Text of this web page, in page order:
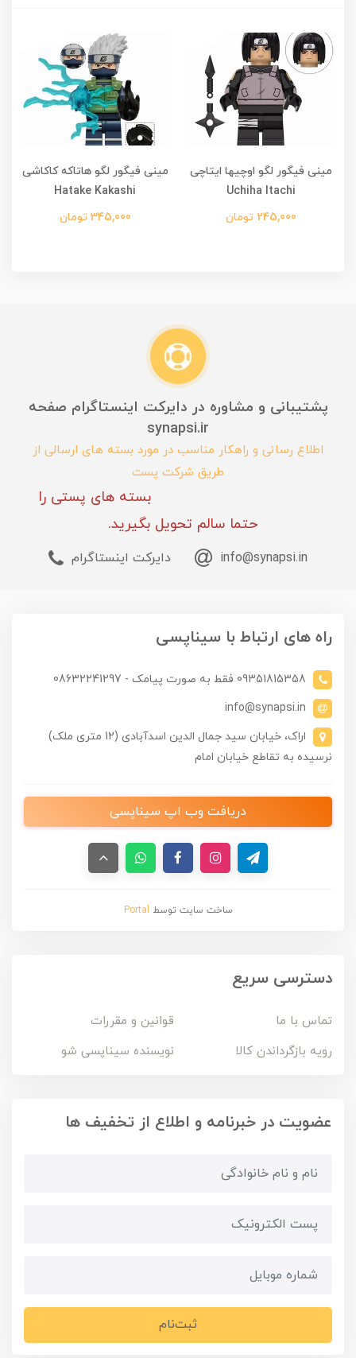
مینی فیگور لگو اوچیها ایتاچی
Uchiha Itachi
245,000 تومان
مینی فیگور لگو هاتاکه کاکاشی
Hatake Kakashi
345,000 تومان
پشتیبانی و مشاوره در دایرکت اینستاگرام صفحه
synapsi.ir
اطلاع رسانی و راهکار مناسب در مورد بسته های ارسالی از
طریق شرکت پست
بسته های پستی را
حتما سالم تحویل بگیرید.
info@synapsi.in دایرکت اینستاگرام
راه های ارتباط با سیناپسی
09351815358 فقط به صورت پیامک - 08632241297
info@synapsi.in
اراک، خیابان سید جمال الدین اسدآبادی (12 متری ملک)
نرسیده به تقاطع خیابان امام
دریافت وب اپ سیناپسی
ساخت سایت توسط Portal
دسترسی سریع
تماس با ما
قوانین و مقررات
رویه بازگرداندن کالا
نویسنده سیناپسی شو
عضویت در خبرنامه و اطلاع از تخفیف ها
ثبت‌نام